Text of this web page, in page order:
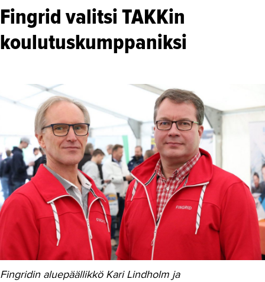
Maahanmuuttaneiden koulutukset
Ammattialat
Asioimis- ja oikeustulkkaus
Autoala
Hydrauliikka
Johtaminen ja esihenkilötyö
Kasvatus- ja ohjausala
Kauneudenhoito
Kiinteistönvälitys ja isännöinti
Kiinteistöpalvelut
Kone- ja tuotantotekniikka
Fingrid valitsi TAKKin
koulutuskumppaniksi
Fingridin aluepäällikkö Kari Lindholm ja